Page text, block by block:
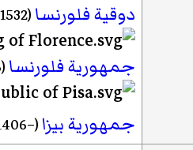
دوقية فلورنسا (1532–26 أغسطس 1569)
جمهورية فلورنسا (1406–1532)
جمهورية بيزا (–1406)